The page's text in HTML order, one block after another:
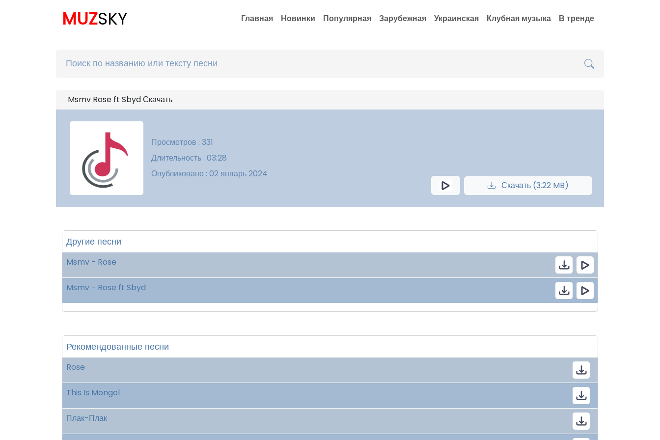
MUZSKY Главная Новинки Популярная Зарубежная Украинская Клубная музыка В тренде
Msmv Rose ft Sbyd Скачать
Просмотров : 331
Длительность : 03:28
Опубликовано : 02 январь 2024
Скачать (3.22 MB)
Другие песни
Msmv - Rose
Msmv - Rose ft Sbyd
Рекомендованные песни
Rose
This Is Mongol
Плак-Плак